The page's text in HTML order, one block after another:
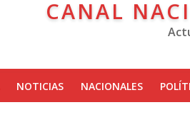
CANAL
NOTICIAS NACIONALES